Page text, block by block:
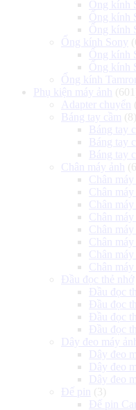
Ống kính
Ống kính
Ống kính
Ống kính Sony
Ống kính
Ống kính
Ống kính Tamron
Phụ kiện máy ảnh
Adapter chuyển
Báng tay cầm (8)
Báng tay
Báng tay
Báng tay
Chân máy ảnh
Chân
Chân
Chân máy
Chân
Chân máy
Chân
Chân
Chân máy
Đầu đọc thẻ nhớ
Đầu đọc
Đầu đọc
Đầu đọc
Đầu đọc
Dây đeo máy ảnh
Dây đeo
Dây đeo
Dây đeo
Đế pin
(3)
Đế pin